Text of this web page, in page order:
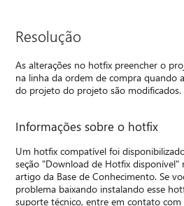
Resolução
As alterações no hotfix preencher o
na linha da ordem de compra quando
do projeto do projeto são modificados.
Informações sobre o hotfix
Um hotfix compatível foi
seção "Download de Hotfix
artigo da Base de Conhecimento. Se
problema baixando instalando esse
suporte técnico, entre em contato